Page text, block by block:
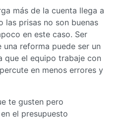
más de la cuenta llega a
las prisas no son buenas
en este caso. Ser
reforma puede ser un
que el equipo trabaje con
en menos errores y
te gusten pero
el presupuesto